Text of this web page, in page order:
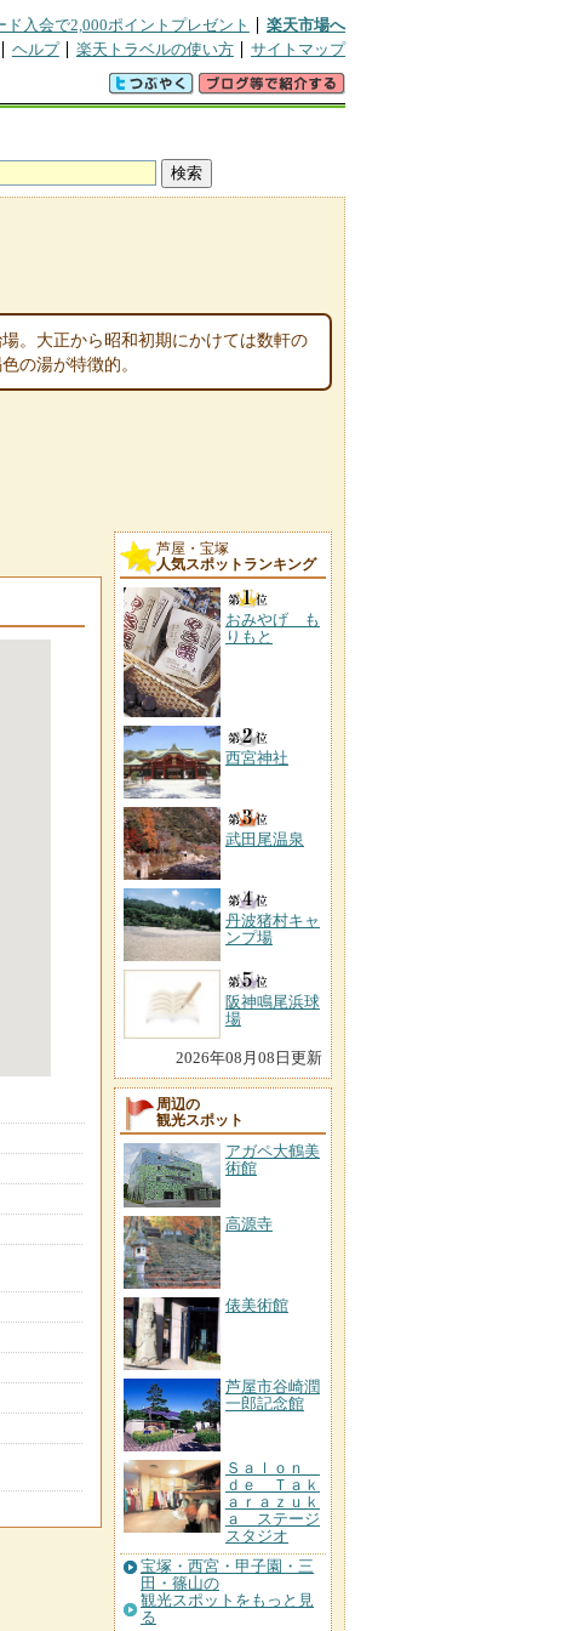
ド入会で2,000ポイントプレゼント
楽天市場へ
ヘルプ 楽天トラベルの使い方 サイトマップ
。大正から昭和初期にかけては数軒の
の湯が特徴的。
芦屋・宝塚
人気スポットランキング
おみやげ も
りもと
西宮神社
武田尾温泉
丹波猪村キャ
ンプ場
阪神鳴尾浜球
場
2026年08月08日更新
周辺の
観光スポット
アガペ大鶴美
術館
高源寺
俵美術館
芦屋市谷崎潤
一郎記念館
Ｓａｌｏｎ
ｄｅ Ｔａｋ
ａｒａｚｕｋ
ａ ステージ
スタジオ
宝塚・西宮・甲子園・三
田・篠山の
観光スポットをもっと見
る